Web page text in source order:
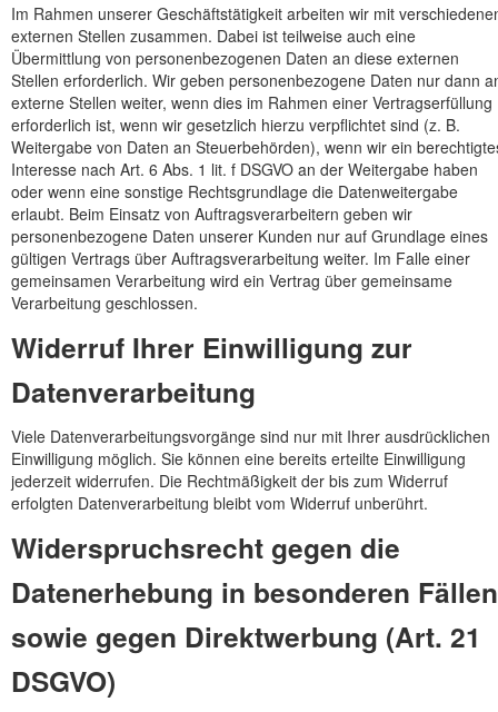
Im Rahmen unserer Geschäftstätigkeit arbeiten wir mit
externen Stellen zusammen. Dabei ist teilweise auch eine
Übermittlung von personenbezogenen Daten an diese externen
Stellen erforderlich. Wir geben personenbezogene Daten nur dann
externe Stellen weiter, wenn dies im Rahmen einer Vertragserfüllung
erforderlich ist, wenn wir gesetzlich hierzu verpflichtet sind (z. B.
Weitergabe von Daten an Steuerbehörden), wenn wir ein
Interesse nach Art. 6 Abs. 1 lit. f DSGVO an der Weitergabe haben
oder wenn eine sonstige Rechtsgrundlage die Datenweitergabe
erlaubt. Beim Einsatz von Auftragsverarbeitern geben wir
personenbezogene Daten unserer Kunden nur auf Grundlage eines
gültigen Vertrags über Auftragsverarbeitung weiter. Im Falle einer
gemeinsamen Verarbeitung wird ein Vertrag über gemeinsame
Verarbeitung geschlossen.
Widerruf Ihrer Einwilligung zur
Datenverarbeitung
Viele Datenverarbeitungsvorgänge sind nur mit Ihrer ausdrücklichen
Einwilligung möglich. Sie können eine bereits erteilte Einwilligung
jederzeit widerrufen. Die Rechtmäßigkeit der bis zum Widerruf
erfolgten Datenverarbeitung bleibt vom Widerruf unberührt.
Widerspruchsrecht gegen die
Datenerhebung in besonderen Fällen
sowie gegen Direktwerbung (Art. 21
DSGVO)